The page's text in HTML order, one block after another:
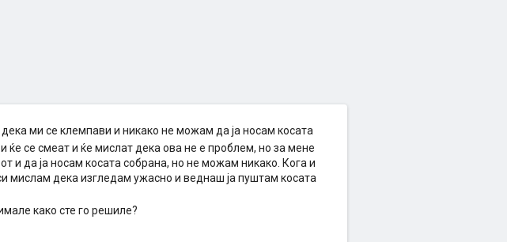
ми се клемпави и никако не можам да ја носам косата
ќе се смеат и ќе мислат дека ова не е проблем, но за мене
и да ја носам косата собрана, но не можам никако. Кога и
мислам дека изгледам ужасно и веднаш ја пуштам косата
како сте го решиле?